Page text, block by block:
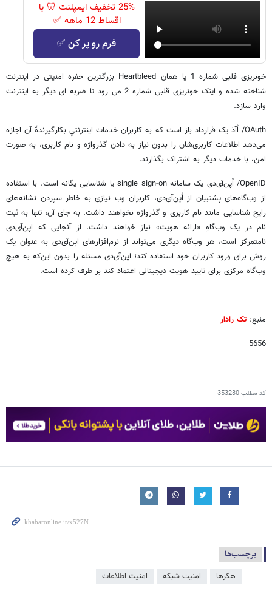
25% تخفیف ایمپلنت 🦷 با
اقساط 12 ماهه ✅
فرم رو پر کن ✅
خونریزی قلبی شماره 1 یا همان Heartbleed بزرگترین حفره امنیتی در اینترنت
شناخته شده و اینک خونریزی قلبی شماره 2 می رود تا ضربه ای دیگر به اینترنت
وارد سازد.
OAuth/ اُآذ یک قرارداد باز است که به کاربران خدمات اینترنتیِ بکارگیرندهٔ آن اجازه
می‌دهد اطلاعات کاربری‌شان را بدون نیاز به دادن گذرواژه و نام کاربری، به صورت
امن، با خدمات دیگر به اشتراک بگذارند.
OpenID/ اُپن‌آی‌دی یک سامانه single sign-on یا شناسایی یگانه است. با استفاده
از وب‌گاه‌های پشتیبان از اُپن‌آی‌دی، کاربران وب نیازی به خاطر سپردن نشانه‌های
رایج شناسایی مانند نام کاربری و گذرواژه نخواهند داشت. به جای آن، تنها به ثبت
نام در یک وب‌گاهِ «ارائه هویت» نیاز خواهند داشت. از آنجایی که اپن‌آی‌دی
نامتمرکز است، هر وب‌گاه دیگری می‌تواند از نرم‌افزارهای اپن‌آی‌دی به عنوان یک
روش برای ورود کاربران خود استفاده کند؛ اپن‌آی‌دی مسئله را بدون این‌که به هیچ
وب‌گاه مرکزی برای تایید هویت دیجیتالی اعتماد کند بر طرف کرده است.
منبع: تک رادار
5656
کد مطلب353230
برچسب‌ها
هکرها امنیت شبکه امنیت اطلاعات